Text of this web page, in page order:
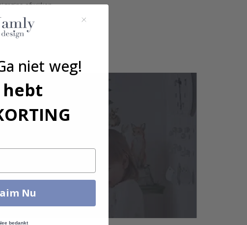
afwijken.
contact met ons op.
niet weg!
hebt
Nu
bedankt